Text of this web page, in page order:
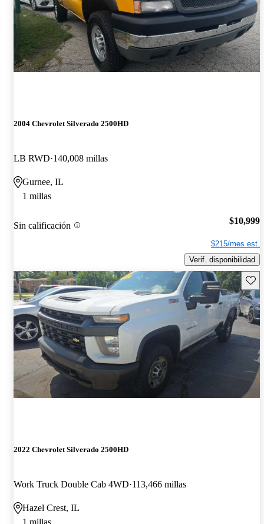
2004 Chevrolet Silverado 2500HD
LB RWD 140,008 millas
Gurnee, IL
1 millas
Sin calificación $10,999
$215/mes est.
Verif. disponibilidad
2022 Chevrolet Silverado 2500HD
Work Truck Double Cab 4WD 113,466 millas
Hazel Crest, IL
1 millas